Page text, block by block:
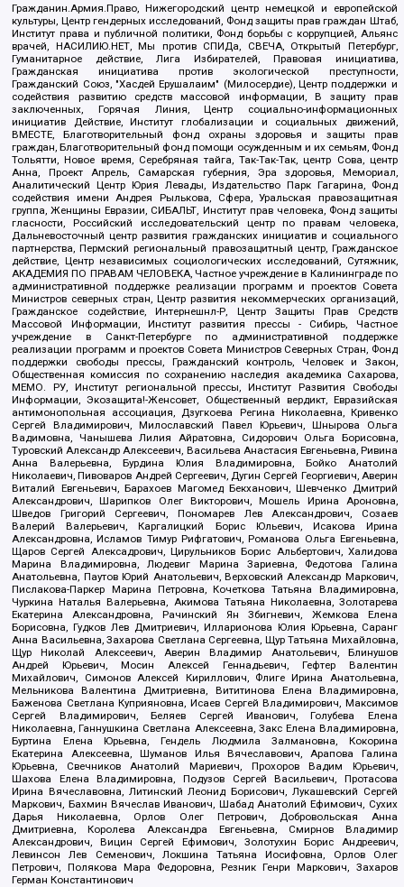
Гражданин.Армия.Право, Нижегородский центр немецкой и европейской
культуры, Центр гендерных исследований, Фонд защиты прав граждан Штаб,
Институт права и публичной политики, Фонд борьбы с коррупцией, Альянс
врачей, НАСИЛИЮ.НЕТ, Мы против СПИДа, СВЕЧА, Открытый Петербург,
Гуманитарное действие, Лига Избирателей, Правовая инициатива,
Гражданская инициатива против экологической преступности,
Гражданский Союз, "Хасдей Ерушалаим" (Милосердие), Центр поддержки и
содействия развитию средств массовой информации, В защиту прав
заключенных, Горячая Линия, Центр социально-информационных
инициатив Действие, Институт глобализации и социальных движений,
ВМЕСТЕ, Благотворительный фонд охраны здоровья и защиты прав
граждан, Благотворительный фонд помощи осужденным и их семьям, Фонд
Тольятти, Новое время, Серебряная тайга, Так-Так-Так, центр Сова, центр
Анна, Проект Апрель, Самарская губерния, Эра здоровья, Мемориал,
Аналитический Центр Юрия Левады, Издательство Парк Гагарина, Фонд
содействия имени Андрея Рылькова, Сфера, Уральская правозащитная
группа, Женщины Евразии, СИБАЛЬТ, Институт прав человека, Фонд защиты
гласности, Российский исследовательский центр по правам человека,
Дальневосточный центр развития гражданских инициатив и социального
партнерства, Пермский региональный правозащитный центр, Гражданское
действие, Центр независимых социологических исследований, Сутяжник,
АКАДЕМИЯ ПО ПРАВАМ ЧЕЛОВЕКА, Частное учреждение в Калининграде по
административной поддержке реализации программ и проектов Совета
Министров северных стран, Центр развития некоммерческих организаций,
Гражданское содействие, Интернешнл-Р, Центр Защиты Прав Средств
Массовой Информации, Институт развития прессы - Сибирь, Частное
учреждение в Санкт-Петербурге по административной поддержке
реализации программ и проектов Совета Министров Северных Стран, Фонд
поддержки свободы прессы, Гражданский контроль, Человек и Закон,
Общественная комиссия по сохранению наследия академика Сахарова,
МЕМО. РУ, Институт региональной прессы, Институт Развития Свободы
Информации, Экозащита!-Женсовет, Общественный вердикт, Евразийская
антимонопольная ассоциация, Дзугкоева Регина Николаевна, Кривенко
Сергей Владимирович, Милославский Павел Юрьевич, Шнырова Ольга
Вадимовна, Чанышева Лилия Айратовна, Сидорович Ольга Борисовна,
Туровский Александр Алексеевич, Васильева Анастасия Евгеньевна, Ривина
Анна Валерьевна, Бурдина Юлия Владимировна, Бойко Анатолий
Николаевич, Пивоваров Андрей Сергеевич, Дугин Сергей Георгиевич, Аверин
Виталий Евгеньевич, Барахоев Магомед Бекханович, Шевченко Дмитрий
Александрович, Шарипков Олег Викторович, Мошель Ирина Ароновна,
Шведов Григорий Сергеевич, Пономарев Лев Александрович, Созаев
Валерий Валерьевич, Каргалицкий Борис Юльевич, Исакова Ирина
Александровна, Исламов Тимур Рифгатович, Романова Ольга Евгеньевна,
Щаров Сергей Алексадрович, Цирульников Борис Альбертович, Халидова
Марина Владимировна, Людевиг Марина Зариевна, Федотова Галина
Анатольевна, Паутов Юрий Анатольевич, Верховский Александр Маркович,
Пислакова-Паркер Марина Петровна, Кочеткова Татьяна Владимировна,
Чуркина Наталья Валерьевна, Акимова Татьяна Николаевна, Золотарева
Екатерина Александровна, Рачинский Ян Збигневич, Жемкова Елена
Борисовна, Гудков Лев Дмитриевич, Илларионова Юлия Юрьевна, Саранг
Анна Васильевна, Захарова Светлана Сергеевна, Щур Татьяна Михайловна,
Щур Николай Алексеевич, Аверин Владимир Анатольевич, Блинушов
Андрей Юрьевич, Мосин Алексей Геннадьевич, Гефтер Валентин
Михайлович, Симонов Алексей Кириллович, Флиге Ирина Анатольевна,
Мельникова Валентина Дмитриевна, Вититинова Елена Владимировна,
Баженова Светлана Куприяновна, Исаев Сергей Владимирович, Максимов
Сергей Владимирович, Беляев Сергей Иванович, Голубева Елена
Николаевна, Ганнушкина Светлана Алексеевна, Закс Елена Владимировна,
Буртина Елена Юрьевна, Гендель Людмила Залмановна, Кокорина
Екатерина Алексеевна, Шуманов Илья Вячеславович, Арапова Галина
Юрьевна, Свечников Анатолий Мариевич, Прохоров Вадим Юрьевич,
Шахова Елена Владимировна, Подузов Сергей Васильевич, Протасова
Ирина Вячеславовна, Литинский Леонид Борисович, Лукашевский Сергей
Маркович, Бахмин Вячеслав Иванович, Шабад Анатолий Ефимович, Сухих
Дарья Николаевна, Орлов Олег Петрович, Добровольская Анна
Дмитриевна, Королева Александра Евгеньевна, Смирнов Владимир
Александрович, Вицин Сергей Ефимович, Золотухин Борис Андреевич,
Левинсон Лев Семенович, Локшина Татьяна Иосифовна, Орлов Олег
Петрович, Полякова Мара Федоровна, Резник Генри Маркович, Захаров
Герман Константинович